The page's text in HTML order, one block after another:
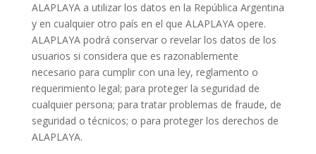
ALAPLAYA a utilizar los datos en la República Argentina
y en cualquier otro país en el que ALAPLAYA opere.
ALAPLAYA podrá conservar o revelar los datos de los
usuarios si considera que es razonablemente
necesario para cumplir con una ley, reglamento o
requerimiento legal; para proteger la seguridad de
cualquier persona; para tratar problemas de fraude, de
seguridad o técnicos; o para proteger los derechos de
ALAPLAYA.